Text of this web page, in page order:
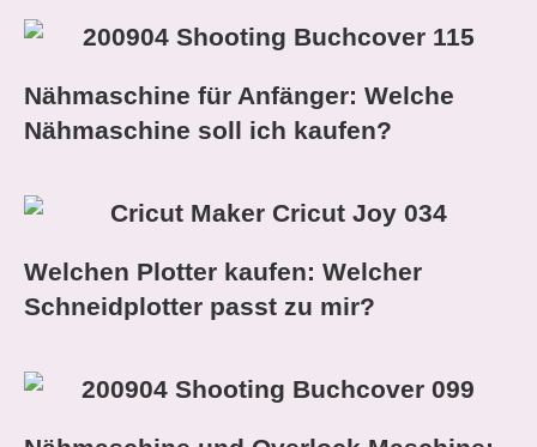
Nähmaschine für Anfänger: Welche
Nähmaschine soll ich kaufen?
Welchen Plotter kaufen: Welcher
Schneidplotter passt zu mir?